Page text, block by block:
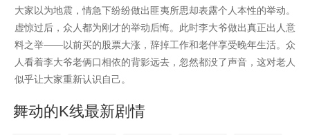
大家以为地震，情急下纷纷做出匪夷所思却表露个人本性的举动。
虚惊过后，众人都为刚才的举动后悔。此时李大爷做出真正出人意
料之举——以前买的股票大涨，辞掉工作和老伴享受晚年生活。众
人看着李大爷老俩口相依的背影远去，忽然都没了声音，这对老人
似乎让大家重新认识自己。
舞动的K线最新剧情